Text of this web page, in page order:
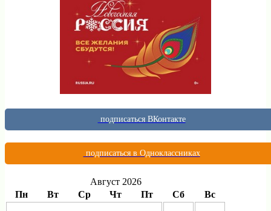
подписаться ВКонтакте
подписаться в Одноклассниках
Август 2026
Пн
Вт Ср Чт Пт Сб Вс